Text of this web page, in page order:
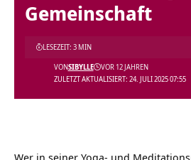
Gemeinschaft
ZULETZT AKTUALISIERT: 24. JULI 2025 07:55
VONSIBYLLE VOR 12 JAHREN
LESEZEIT: 3 MIN
Wer in seiner Yoga- und